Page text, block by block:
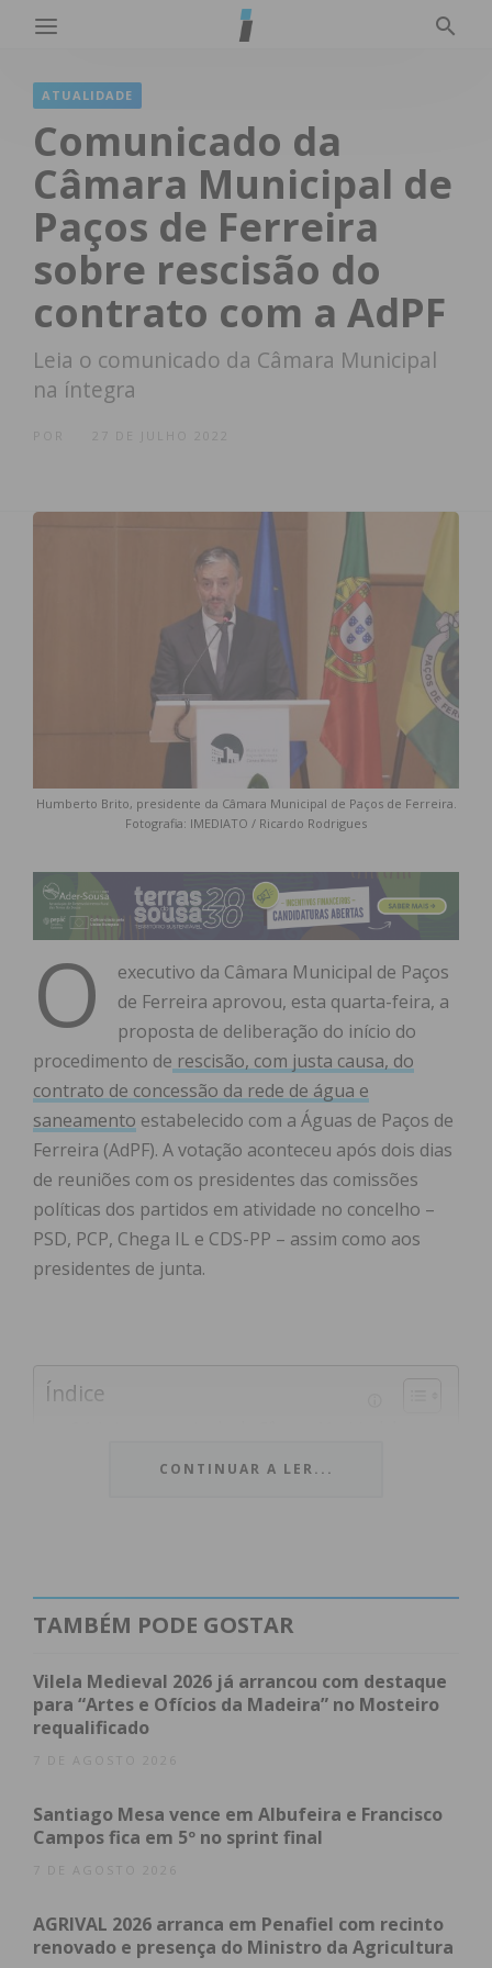
ATUALIDADE
Comunicado da
Câmara Municipal de
Paços de Ferreira
sobre rescisão do
contrato com a AdPF
Leia o comunicado da Câmara Municipal
na íntegra
27 DE JULHO 2022
Humberto Brito, presidente da Câmara Municipal de Paços de Ferreira.
Fotografia: IMEDIATO / Ricardo Rodrigues
O
executivo da Câmara Municipal de Paços
de Ferreira aprovou, esta quarta-feira, a
proposta de deliberação do início do
procedimento de rescisão, com justa causa, do
contrato de concessão da rede de água e
saneamento estabelecido com a Águas de Paços de
Ferreira (AdPF). A votação aconteceu após dois dias
de reuniões com os presidentes das comissões
políticas dos partidos em atividade no concelho –
PSD, PCP, Chega IL e CDS-PP – assim como aos
presidentes de junta.
Índice
Subscreva a newsletter do Imediato
“Realizou-se, esta tarde, uma reunião
extraordinária do Executivo Municipal de Paços de
trabalhos a discussão e votação da proposta de
deliberação do início do procedimento de rescisão,
com justa causa, do Contrato de Concessão da
Abastecimento de Água para Consumo Público e de
Recolha, Tratamento e Rejeição de Efluentes do
Concelho de Paços de Ferreira.
Esta decisão da Câmara Municipal tem como
fundamento a violação do contrato de concessão
CONTINUAR A LER...
TAMBÉM PODE GOSTAR
Vilela Medieval 2026 já arrancou com destaque
para “Artes e Ofícios da Madeira” no Mosteiro
requalificado
7 DE AGOSTO 2026
Santiago Mesa vence em Albufeira e Francisco
Campos fica em 5º no sprint final
7 DE AGOSTO 2026
AGRIVAL 2026 arranca em Penafiel com recinto
renovado e presença do Ministro da Agricultura